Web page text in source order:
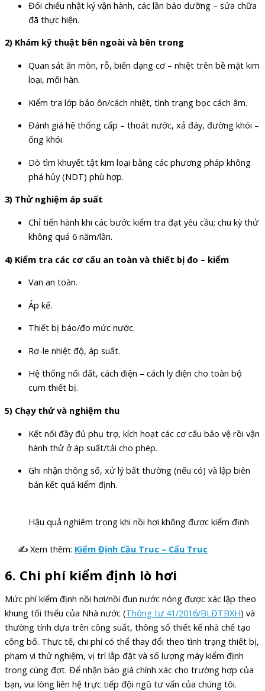
Đối chiếu nhật ký vận hành, các lần bảo dưỡng – sửa chữa
đã thực hiện.
2) Khám kỹ thuật bên ngoài và bên trong
Quan sát ăn mòn, rỗ, biến dạng cơ – nhiệt trên bề mặt kim
loại, mối hàn.
Kiểm tra lớp bảo ôn/cách nhiệt, tình trạng bọc cách âm.
Đánh giá hệ thống cấp – thoát nước, xả đáy, đường khói –
ống khói.
Dò tìm khuyết tật kim loại bằng các phương pháp không
phá hủy (NDT) phù hợp.
3) Thử nghiệm áp suất
Chỉ tiến hành khi các bước kiểm tra đạt yêu cầu; chu kỳ thử
không quá 6 năm/lần.
4) Kiểm tra các cơ cấu an toàn và thiết bị đo – kiểm
Van an toàn.
Áp kế.
Thiết bị báo/đo mức nước.
Rơ-le nhiệt độ, áp suất.
Hệ thống nối đất, cách điện – cách ly điện cho toàn bộ
cụm thiết bị.
5) Chạy thử và nghiệm thu
Kết nối đầy đủ phụ trợ, kích hoạt các cơ cấu bảo vệ rồi vận
hành thử ở áp suất/tải cho phép.
Ghi nhận thông số, xử lý bất thường (nếu có) và lập biên
bản kết quả kiểm định.
Hậu quả nghiêm trọng khi nồi hơi không được kiểm định
✍ Xem thêm: Kiểm Định Cầu Trục – Cẩu Trục
6. Chi phí kiểm định lò hơi
Mức phí kiểm định nồi hơi/nồi đun nước nóng được xác lập theo
khung tối thiểu của Nhà nước (Thông tư 41/2016/BLĐTBXH) và
thường tính dựa trên công suất, thông số thiết kế nhà chế tạo
công bố. Thực tế, chi phí có thể thay đổi theo tình trạng thiết bị,
phạm vi thử nghiệm, vị trí lắp đặt và số lượng máy kiểm định
trong cùng đợt. Để nhận báo giá chính xác cho trường hợp của
bạn, vui lòng liên hệ trực tiếp đội ngũ tư vấn của chúng tôi.